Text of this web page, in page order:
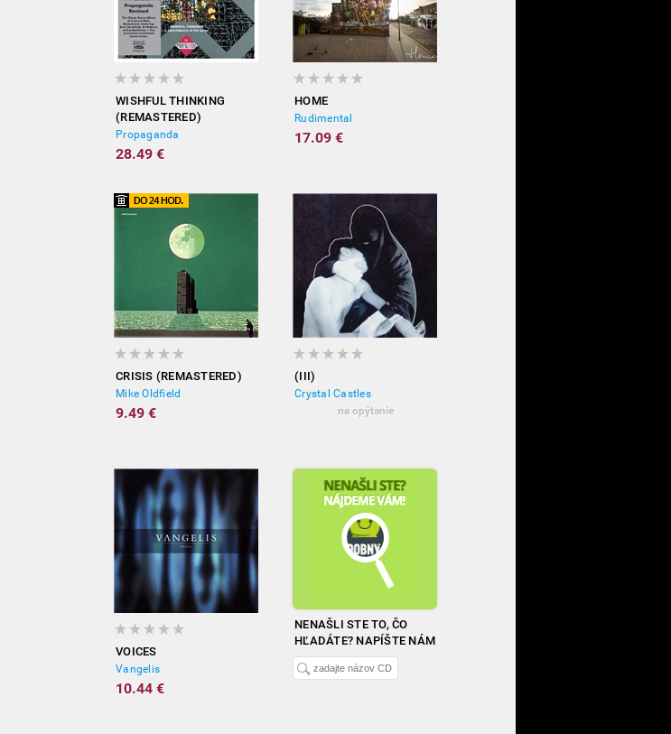
WISHFUL THINKING
(REMASTERED)
Propaganda
28.49 €
HOME
Rudimental
17.09 €
CRISIS (REMASTERED)
Mike Oldfield
9.49 €
(III)
Crystal Castles
na opýtanie
VOICES
Vangelis
10.44 €
NENAŠLI STE TO, ČO
HĽADÁTE? NAPÍŠTE NÁM